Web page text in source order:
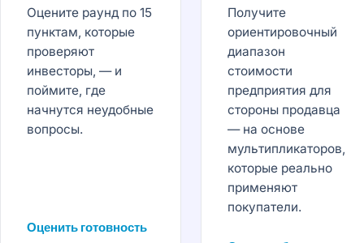
Оцените раунд по 15
пунктам, которые
проверяют
инвесторы, — и
поймите, где
начнутся неудобные
вопросы.
Оценить готовность
Получите
ориентировочный
диапазон
стоимости
предприятия для
стороны продавца
— на основе
мультипликаторов,
которые реально
применяют
покупатели.